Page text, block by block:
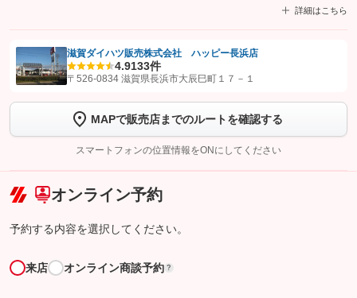
詳細はこちら
【STEP1】認証画面でグーネットを友だち追加してから「許可する」ボタンを押
トーク画面で
ボタンをタップして問い合わせを
完了してください。
こちら
滋賀ダイハツ販売株式会社 ハッピー長浜店
4.9133件
〒526-0834 滋賀県長浜市大辰巳町１７－１
MAPで販売店までのルートを確認する
スマートフォンの位置情報をONにしてください
オンライン予約
予約する内容を選択してください。
来店 オンライン商談予約 ?